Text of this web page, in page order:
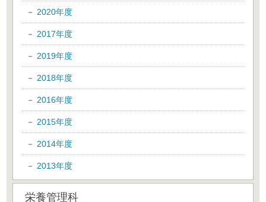
2020年度
2017年度
2019年度
2018年度
2016年度
2015年度
2014年度
2013年度
栄養管理科